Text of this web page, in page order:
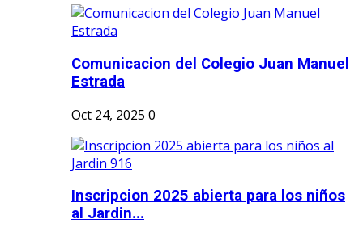
Comunicacion del Colegio Juan Manuel
Estrada
Oct 24, 2025 0
Inscripcion 2025 abierta para los niños
al Jardin...